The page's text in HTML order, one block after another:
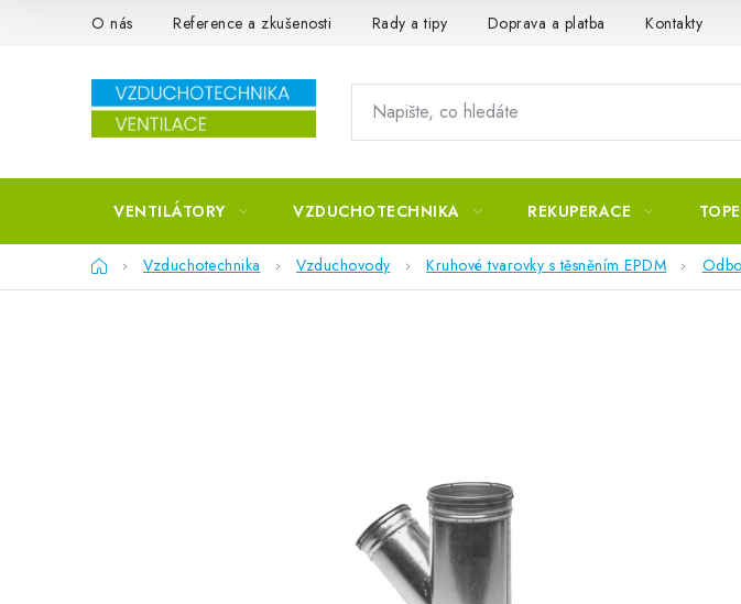
Přejít na obsahO nás Reference a zkušenosti Rady a tipy Doprava a platba Kontakty
VENTILÁTORY VZDUCHOTECHNIKA REKUPERACE
DomůVzduchotechnika Vzduchovody Kruhové tvarovky s těsněním EPDM